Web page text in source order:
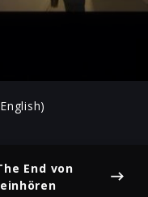
Mute
End von